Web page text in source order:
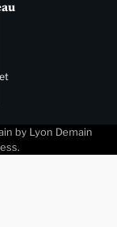
by Lyon Demain
.